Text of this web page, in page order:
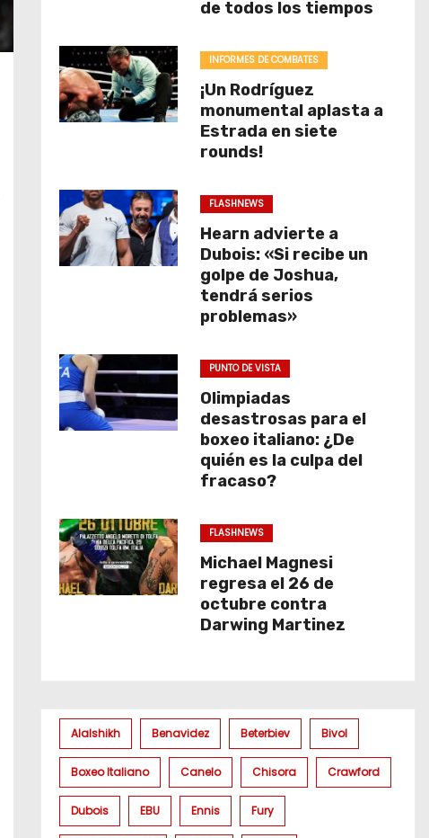
de todos los tiempos
INFORMES DE COMBATES
¡Un Rodríguez
monumental aplasta a
Estrada en siete
rounds!
FLASHNEWS
Hearn advierte a
Dubois: «Si recibe un
golpe de Joshua,
tendrá serios
problemas»
PUNTO DE VISTA
Olimpiadas
desastrosas para el
boxeo italiano: ¿De
quién es la culpa del
fracaso?
FLASHNEWS
Michael Magnesi
regresa el 26 de
octubre contra
Darwing Martinez
Alalshikh Benavidez Beterbiev Bivol
Boxeo Italiano Canelo Chisora Crawford
Dubois EBU Ennis Fury